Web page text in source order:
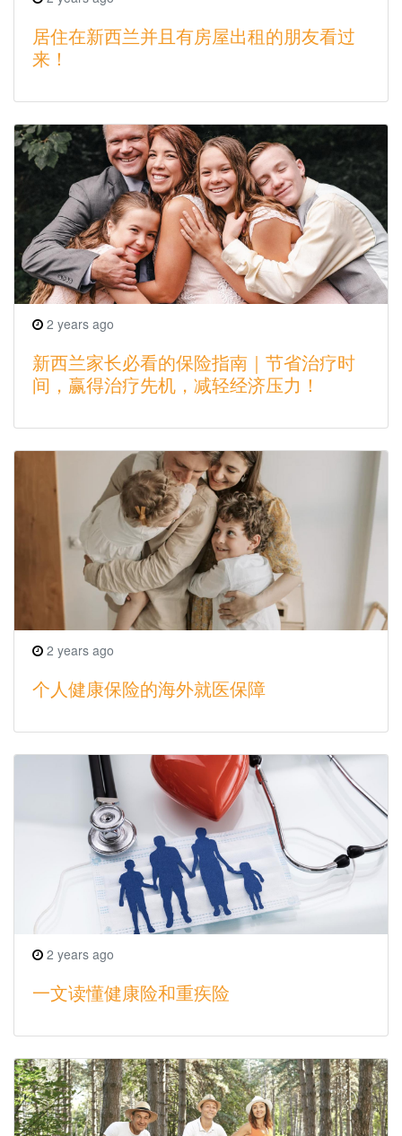
居住在新西兰并且有房屋出租的朋友看过
来！
2 years ago
新西兰家长必看的保险指南｜节省治疗时
间，赢得治疗先机，减轻经济压力！
2 years ago
个人健康保险的海外就医保障
2 years ago
一文读懂健康险和重疾险